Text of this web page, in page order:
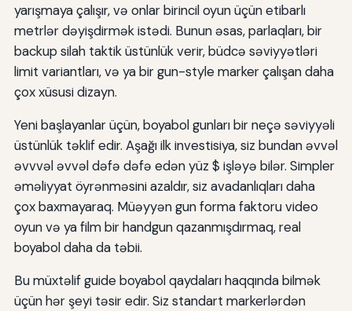
yarışmaya çalışır, və onlar birincil oyun üçün etibarlı
metrlər dəyişdirmək istədi. Bunun əsas, parlaqları, bir
backup silah taktik üstünlük verir, büdcə səviyyətləri
limit variantları, və ya bir gun-style marker çalışan daha
çox xüsusi dizayn.
Yeni başlayanlar üçün, boyabol gunları bir neçə səviyyəli
üstünlük təklif edir. Aşağı ilk investisiya, siz bundan əvvəl
əvvvəl əvvəl dəfə dəfə edən yüz $ işləyə bilər. Simpler
əməliyyat öyrənməsini azaldır, siz avadanlıqları daha
çox baxmayaraq. Müəyyən gun forma faktoru video
oyun və ya film bir handgun qazanmışdırmaq, real
boyabol daha da təbii.
Bu müxtəlif guide boyabol qaydaları haqqında bilmək
üçün hər şeyi təsir edir. Siz standart markerlərdən